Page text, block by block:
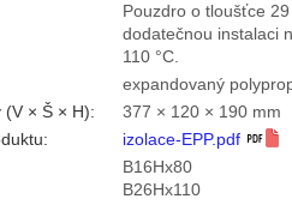
Pouzdro o tloušťce
dodatečnou instalaci
110 °C.
expandovaný
× Š × H):
377 × 120 × 190 mm
izolace-EPP.pdf
B16Hx80
B26Hx110